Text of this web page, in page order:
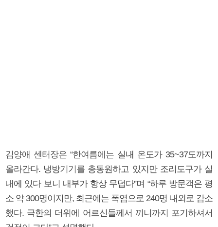
김양애 센터장은 “한여름에는 실내 온도가 35~37도까지
올라간다. 냉방기기를 총동원하고 있지만 조리도구가 실
내에 있다 보니 내부가 항상 무덥다”며 “하루 방문객은 평
소 약 300명이지만, 최근에는 폭염으로 240명 내외로 감소
했다. 극한의 더위에 어르신들께서 끼니까지 포기하셔서